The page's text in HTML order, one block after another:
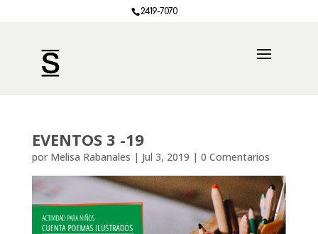
2419-7070
EVENTOS 3 -19
por Melisa Rabanales | Jul 3, 2019 | 0 Comentarios